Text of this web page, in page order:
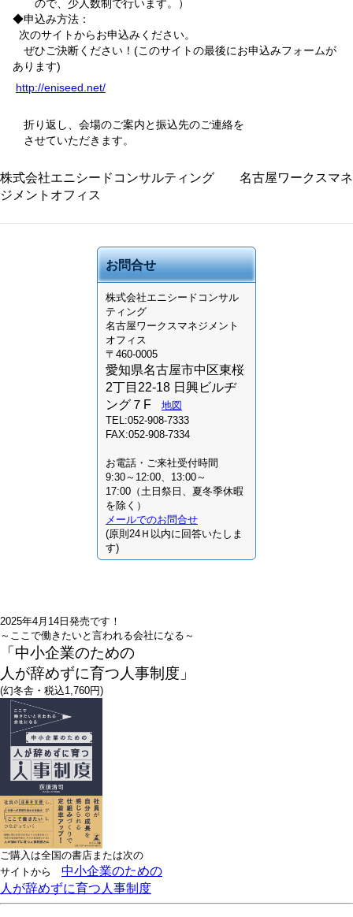
ので、少人数制で行います。）
◆申込み方法：
次のサイトからお申込みください。
ぜひご決断ください！ (このサイトの最後にお申込みフォームが
あります)
http://eniseed.net/
折り返し、会場のご案内と振込先のご連絡を
させていただきます。
株式会社エニシードコンサルティング 名古屋ワークスマネ
ジメントオフィス
お問合せ
株式会社エニシードコンサル
ティング
名古屋ワークスマネジメント
オフィス
〒460-0005
愛知県名古屋市中区東桜
2丁目22-18 日興ビルヂ
ング７F
地図
TEL:052-908-7333
FAX:052-908-7334
お電話・ご来社受付時間
9:30～12:00、13:00～
17:00（土日祭日、夏冬季休暇
を除く）
メールでのお問合せ
(原則24Ｈ以内に回答いたしま
す)
2025年4月14日発売です！
～ここで働きたいと言われる会社になる～
「中小企業のための
人が辞めずに育つ人事制度」
(幻冬舎・税込1,760円)
ご購入は全国の書店または次の
サイトから 中小企業のための
人が辞めずに育つ人事制度